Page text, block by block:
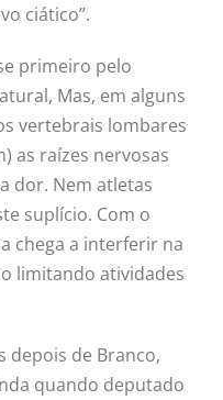
ciático”.
primeiro pelo
Mas, em alguns
vertebrais lombares
as raízes nervosas
dor. Nem atletas
suplício. Com o
chega a interferir na
limitando atividades
depois de Branco,
quando deputado